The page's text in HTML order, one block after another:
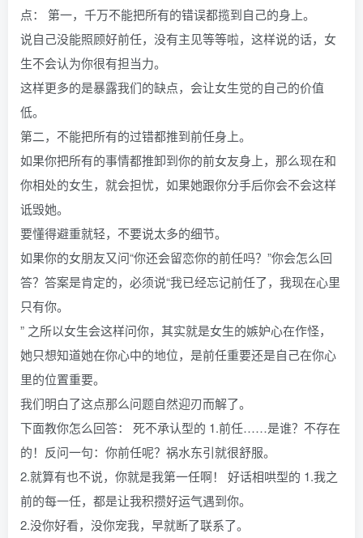
点： 第一，千万不能把所有的错误都揽到自己的身上。
说自己没能照顾好前任，没有主见等等啦，这样说的话，女
生不会认为你很有担当力。
这样更多的是暴露我们的缺点，会让女生觉的自己的价值
低。
第二，不能把所有的过错都推到前任身上。
如果你把所有的事情都推卸到你的前女友身上，那么现在和
你相处的女生，就会担忧，如果她跟你分手后你会不会这样
诋毁她。
要懂得避重就轻，不要说太多的细节。
如果你的女朋友又问“你还会留恋你的前任吗？”你会怎么回
答？答案是肯定的，必须说“我已经忘记前任了，我现在心里
只有你。
” 之所以女生会这样问你，其实就是女生的嫉妒心在作怪，
她只想知道她在你心中的地位，是前任重要还是自己在你心
里的位置重要。
我们明白了这点那么问题自然迎刃而解了。
下面教你怎么回答： 死不承认型的 1.前任……是谁？不存在
的！反问一句：你前任呢？祸水东引就很舒服。
2.就算有也不说，你就是我第一任啊！ 好话相哄型的 1.我之
前的每一任，都是让我积攒好运气遇到你。
2.没你好看，没你宠我，早就断了联系了。